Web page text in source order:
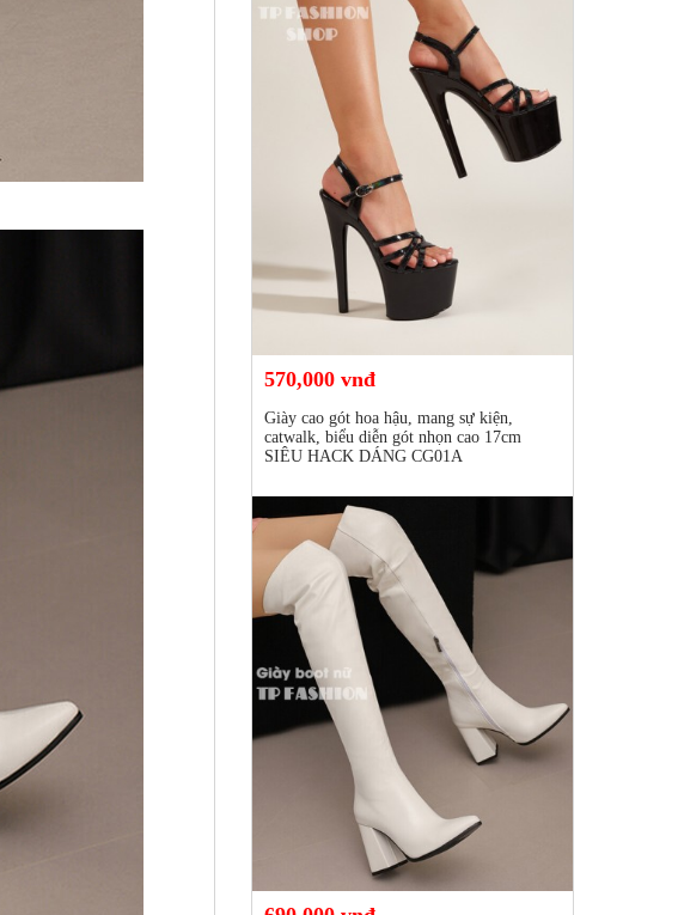
570,000 vnđ
Giày cao gót hoa hậu, mang sự kiện,
catwalk, biểu diễn gót nhọn cao 17cm
SIÊU HACK DÁNG CG01A